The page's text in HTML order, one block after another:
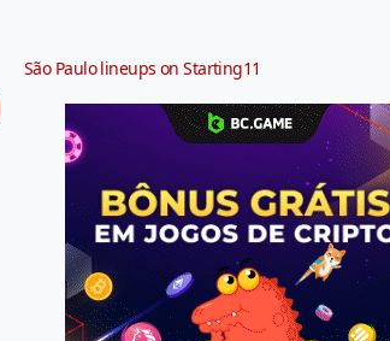
São Paulo lineups on Starting11